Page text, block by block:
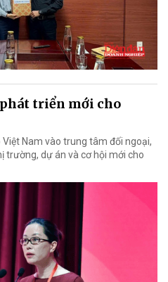
triển mới cho
Nam vào trung tâm đối ngoại,
trường, dự án và cơ hội mới cho